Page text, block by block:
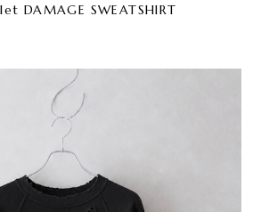
DAMAGE SWEATSHIRT